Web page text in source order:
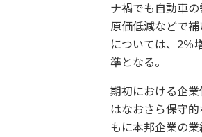
ナ禍でも自動車
原価低減などで
については、2％
準となる。
期初における企
はなおさら保守
もに本邦企業の